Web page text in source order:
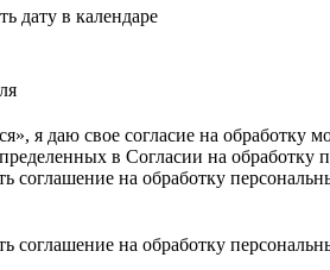
я даю свое согласие на
в Согласии на обработку
соглашение на обработку
соглашение на обработку